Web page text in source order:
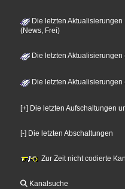
Die letzten Aktualisierungen
(News, Frei)
Die letzten
Die letzten Aktualisierungen
[+] Die letzten Aufschaltungen
[-] Die letzten Abschaltungen
Zur Zeit nicht codierte
Kanalsuche